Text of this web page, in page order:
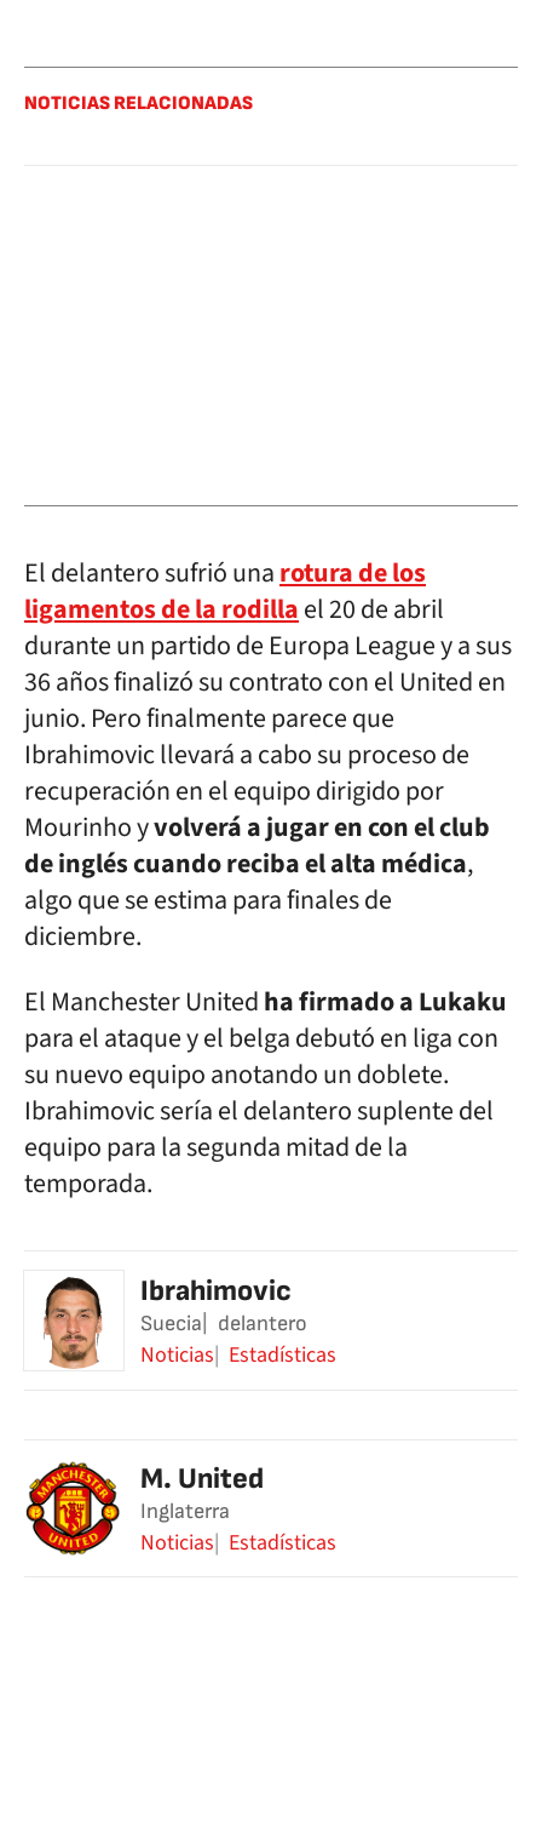
NOTICIAS RELACIONADAS
El delantero sufrió unarotura de los
ligamentos de la rodillael 20 de abril
durante un partido de Europa League y a sus
36 años finalizó su contrato con el United en
junio. Pero finalmente parece que
Ibrahimovic llevará a cabo su proceso de
recuperación en el equipo dirigido por
Mourinho yvolverá a jugar en con el club
de inglés cuando reciba el alta médica,
algo que se estima para finales de
diciembre.
El Manchester Unitedha firmado a Lukaku
para el ataque y el belga debutó en liga con
su nuevo equipo anotando un doblete.
Ibrahimovic sería el delantero suplente del
equipo para la segunda mitad de la
temporada.
Ibrahimovic
Suecia delantero
Noticias Estadísticas
M. United
Inglaterra
Noticias Estadísticas